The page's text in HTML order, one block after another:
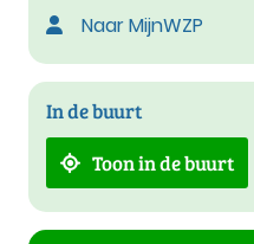
Naar MijnWZP
In de buurt
Toon in de buurt